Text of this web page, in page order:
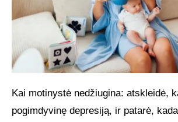
Kai motinystė nedžiugina: atskleidė,
pogimdyvinę depresiją, ir patarė,